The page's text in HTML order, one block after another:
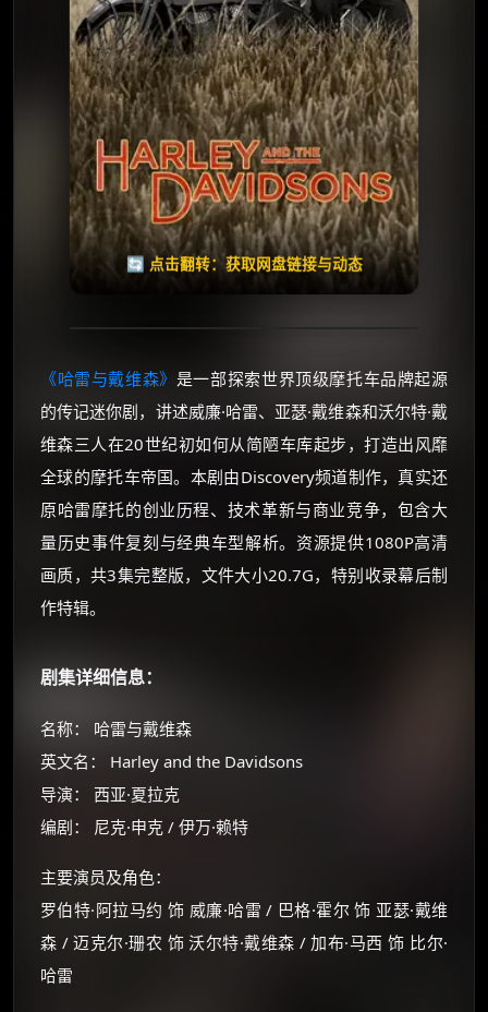
🔄 点击翻转：获取网盘链接与动态
失效请反馈
🧧️
天天领红包
《哈雷与戴维森》 是一部探索世界顶级摩托车品牌起源
的传记迷你剧，讲述威廉·哈雷、亚瑟·戴维森和沃尔特·戴
维森三人在20世纪初如何从简陋车库起步，打造出风靡
全球的摩托车帝国。本剧由Discovery频道制作，真实还
原哈雷摩托的创业历程、技术革新与商业竞争，包含大
量历史事件复刻与经典车型解析。资源提供1080P高清
画质，共3集完整版，文件大小20.7G，特别收录幕后制
作特辑。
剧集详细信息：
名称： 哈雷与戴维森
英文名： Harley and the Davidsons
导演： 西亚·夏拉克
编剧： 尼克·申克 / 伊万·赖特
主要演员及角色：
罗伯特·阿拉马约 饰 威廉·哈雷 / 巴格·霍尔 饰 亚瑟·戴维
森 / 迈克尔·珊农 饰 沃尔特·戴维森 / 加布·马西 饰 比尔·
哈雷